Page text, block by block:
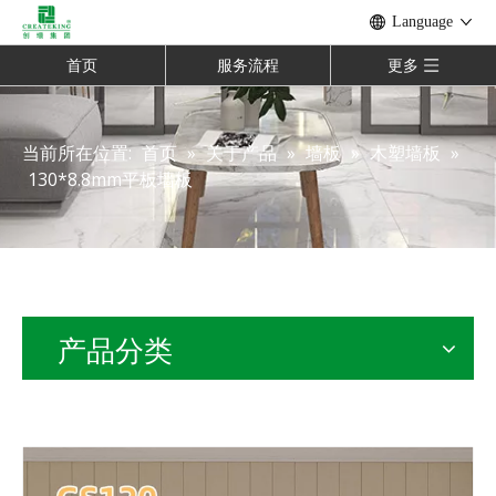
Language
首页 服务流程 更多
当前所在位置: 首页 » 关于产品 » 墙板 » 木塑墙板 »
130*8.8mm平板墙板
产品分类